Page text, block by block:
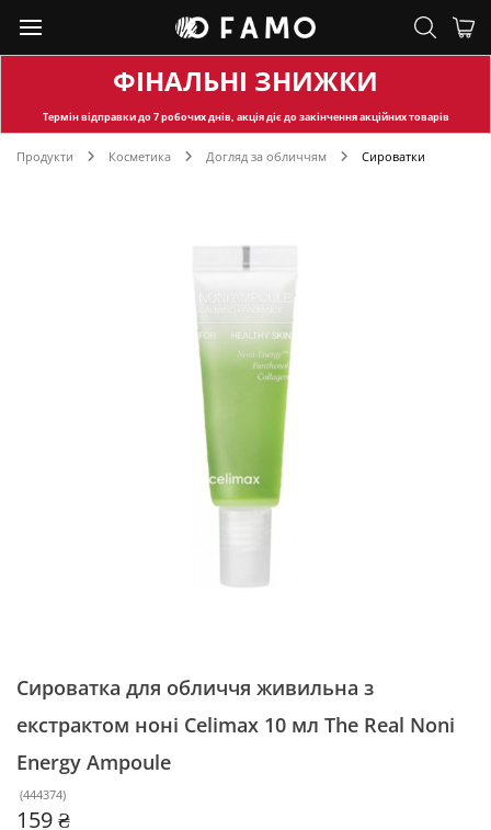
ФІНАЛЬНІ ЗНИЖКИ
Термін відправкидо 7 робочих днів, акція діє до закінчення акційних товарів
Продукти Косметика Догляд за обличчям Сироватки
Сироватка для обличчя живильна з
екстрактом ноні Celimax 10 мл The Real Noni
Energy Ampoule
(444374)
159 ₴